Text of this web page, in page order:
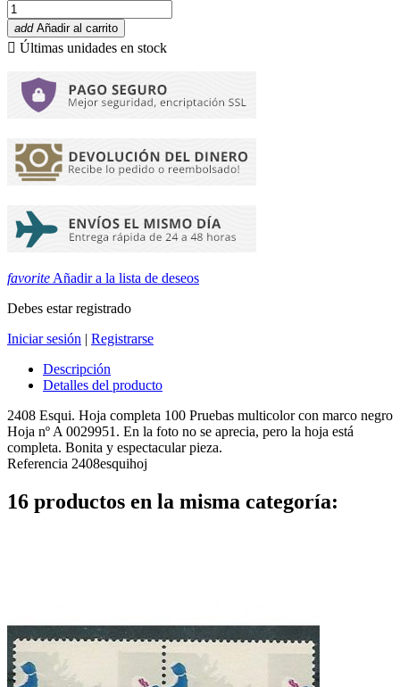
add Añadir al carrito
 Últimas unidades en stock
favorite Añadir a la lista de deseos
Debes estar registrado
Iniciar sesión | Registrarse
Descripción
Detalles del producto
2408 Esqui. Hoja completa 100 Pruebas multicolor con marco negro
Hoja nº A 0029951. En la foto no se aprecia, pero la hoja está
completa. Bonita y espectacular pieza.
Referencia 2408esquihoj
16 productos en la misma categoría: